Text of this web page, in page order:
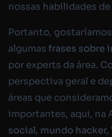
nossas habilidades
Portanto,
algumas frases sobre
por experts da área.
perspectiva geral e
áreas que
importantes, aqui, na
social, mundo